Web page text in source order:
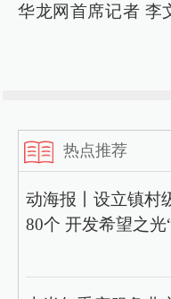
华龙网首席记者 李
热点推荐
动海报丨设立镇村
80个 开发希望之光